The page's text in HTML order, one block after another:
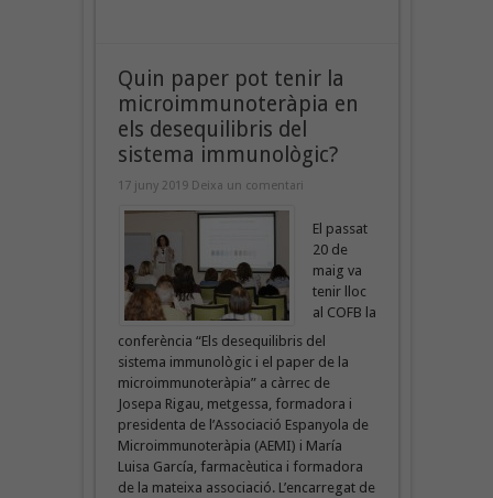
Quin paper pot tenir la
microimmunoteràpia en
els desequilibris del
sistema immunològic?
17 juny 2019 Deixa un comentari
El passat
20 de
maig va
tenir lloc
al COFB la
conferència “Els desequilibris del
sistema immunològic i el paper de la
microimmunoteràpia” a càrrec de
Josepa Rigau, metgessa, formadora i
presidenta de l’Associació Espanyola de
Microimmunoteràpia (AEMI) i María
Luisa García, farmacèutica i formadora
de la mateixa associació. L’encarregat de